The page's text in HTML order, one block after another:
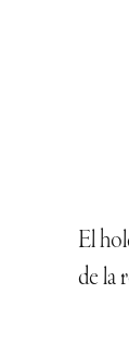
El
de la